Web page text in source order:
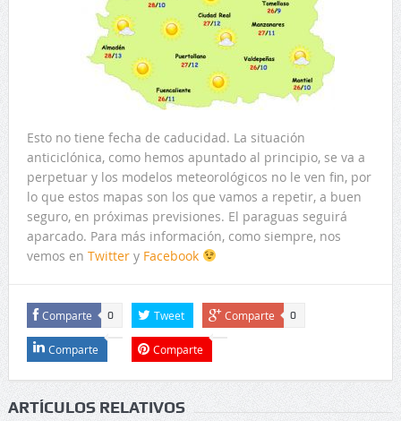
Esto no tiene fecha de caducidad. La situación
anticiclónica, como hemos apuntado al principio, se va a
perpetuar y los modelos meteorológicos no le ven fin, por
lo que estos mapas son los que vamos a repetir, a buen
seguro, en próximas previsiones. El paraguas seguirá
aparcado. Para más información, como siempre, nos
vemos en Twitter y Facebook
Comparte 0 Tweet Comparte 0
Comparte Comparte
ARTÍCULOS RELATIVOS